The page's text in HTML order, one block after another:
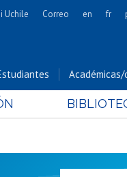
Cs. Forestales y
Cs. Sociales
Gobierno
Uchile Correo en fr
Académicas/